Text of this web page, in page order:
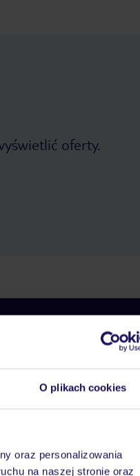
O plikach cookies
oraz personalizowania
na naszej stronie oraz
oferty.
10 000 hoteli w ponad 50
informacje